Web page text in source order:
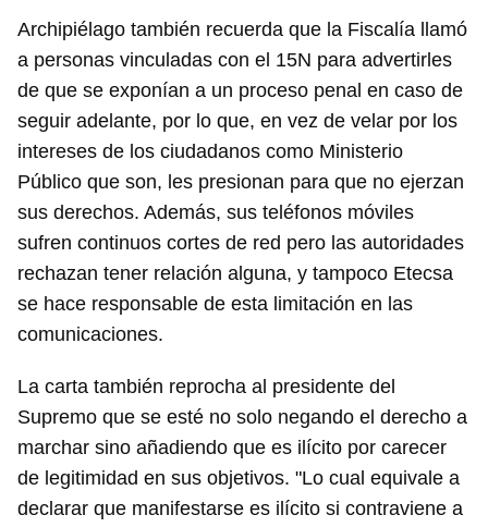
Archipiélago también recuerda que la Fiscalía llamó
a personas vinculadas con el 15N para advertirles
de que se exponían a un proceso penal en caso de
seguir adelante, por lo que, en vez de velar por los
intereses de los ciudadanos como Ministerio
Público que son, les presionan para que no ejerzan
sus derechos. Además, sus teléfonos móviles
sufren continuos cortes de red pero las autoridades
rechazan tener relación alguna, y tampoco Etecsa
se hace responsable de esta limitación en las
comunicaciones.
La carta también reprocha al presidente del
Supremo que se esté no solo negando el derecho a
marchar sino añadiendo que es ilícito por carecer
de legitimidad en sus objetivos. "Lo cual equivale a
declarar que manifestarse es ilícito si contraviene a